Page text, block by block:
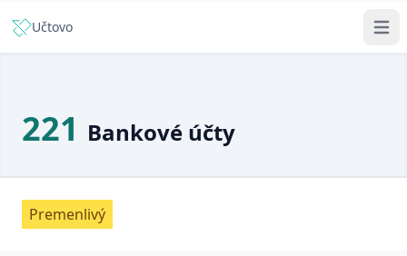
Učtovo
221 Bankové účty
Premenlivý